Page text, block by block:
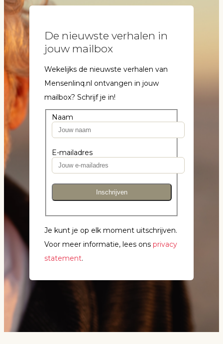
De nieuwste verhalen in
jouw mailbox
Wekelijks de nieuwste verhalen van
Mensenlinq.nl ontvangen in jouw
mailbox? Schrijf je in!
Naam
E-mailadres
Inschrijven
Je kunt je op elk moment uitschrijven.
Voor meer informatie, lees ons privacy
statement.